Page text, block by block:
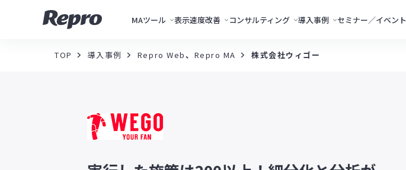
MAツール 表示速度改善 コンサルティング 導入事例 セミナー／イベント
TOP 導入事例 Repro Web、 Repro MA 株式会社ウィゴー